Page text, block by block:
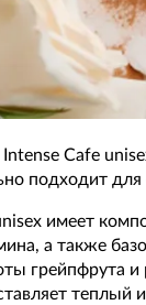
Cafe
подходит
имеет
а также
грейпфрута
теплый